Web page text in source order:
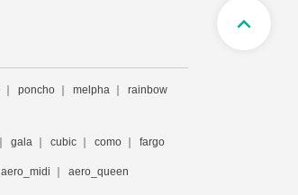
expand_less
poncho melpha
rainbow
gala cubic como fargo
aero_midi
aero_queen